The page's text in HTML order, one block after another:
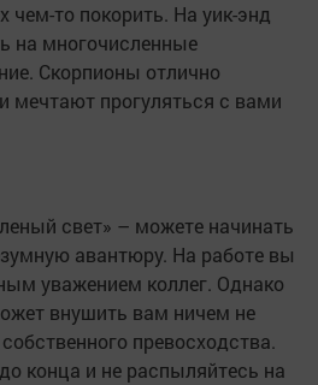
чем-то покорить. На уик-энд
на многочисленные
Скорпионы отлично
мечтают прогуляться с вами
свет» – можете начинать
авантюру. На работе вы
уважением коллег. Однако
внушить вам ничем не
превосходства.
конца и не распыляйтесь на